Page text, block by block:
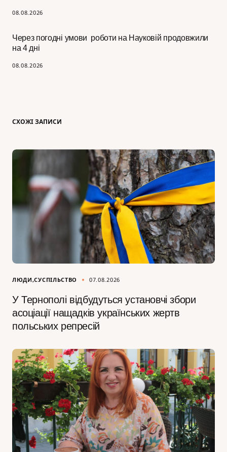
08.08.2026
Через погодні умови роботи на Науковій продовжили
на 4 дні
08.08.2026
СХОЖІ ЗАПИСИ
ЛЮДИ СУСПІЛЬСТВО 07.08.2026
У Тернополі відбудуться установчі збори
асоціації нащадків українських жертв
польських репресій